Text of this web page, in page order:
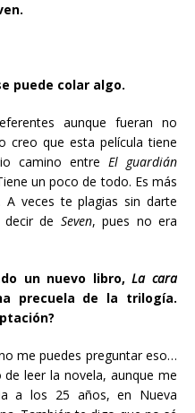
puede colar algo.
aunque fueran no
creo que esta película tiene
camino entre El guardián
un poco de todo. Es más
A veces te plagias sin darte
de Seven, pues no era
un nuevo libro,La cara
precuela de la trilogía.
me puedes preguntar eso…
leer la novela, aunque me
a los 25 años, en Nueva